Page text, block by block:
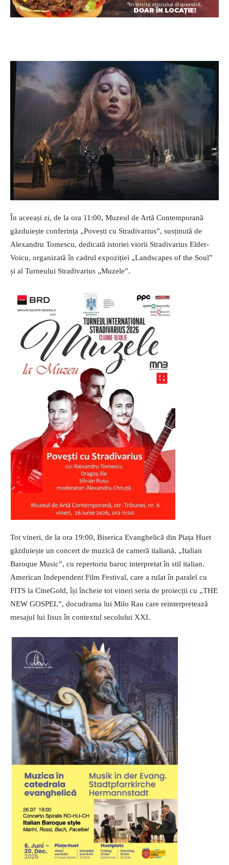
În aceeași zi, de la ora 11:00, Muzeul de Artă Contemporană
găzduiește conferința „Povești cu Stradivarius”, susținută de
Alexandru Tomescu, dedicată istoriei viorii Stradivarius Elder-
Voicu, organizată în cadrul expoziției „Landscapes of the Soul”
și al Turneului Stradivarius „Muzele”.
Tot vineri, de la ora 19:00, Biserica Evanghelică din Piața Huet
găzduiește un concert de muzică de cameră italiană, „Italian
Baroque Music”, cu repertoriu baroc interpretat în stil italian.
American Independent Film Festival, care a rulat în paralel cu
FITS la CineGold, își încheie tot vineri seria de proiecții cu „THE
NEW GOSPEL”, docudrama lui Milo Rau care reinterpretează
mesajul lui Iisus în contextul secolului XXI.